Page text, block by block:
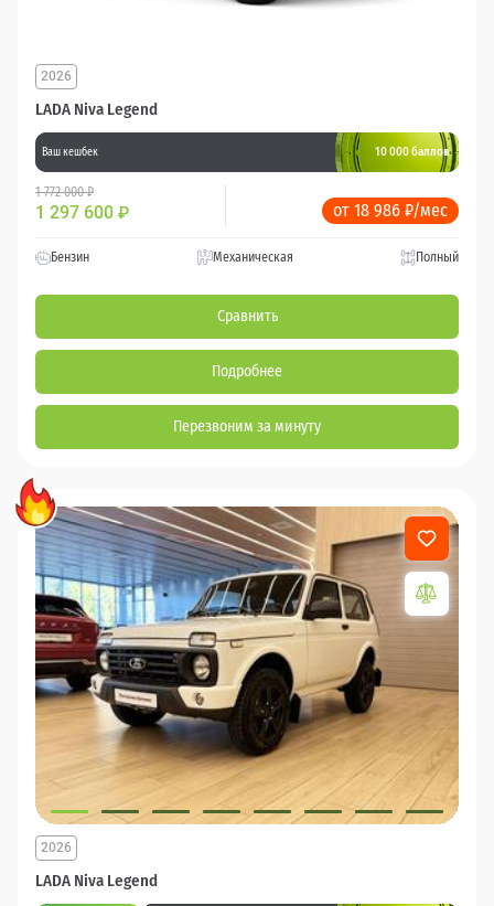
LADA Niva Legend
2026
Ваш кешбек 10 000 баллов
1 772 000 ₽
1 297 600 ₽ от 18 986 ₽/мес
Бензин Механическая Полный
Сравнить
Подробнее
Перезвоним за минуту
LADA Niva Legend
2026